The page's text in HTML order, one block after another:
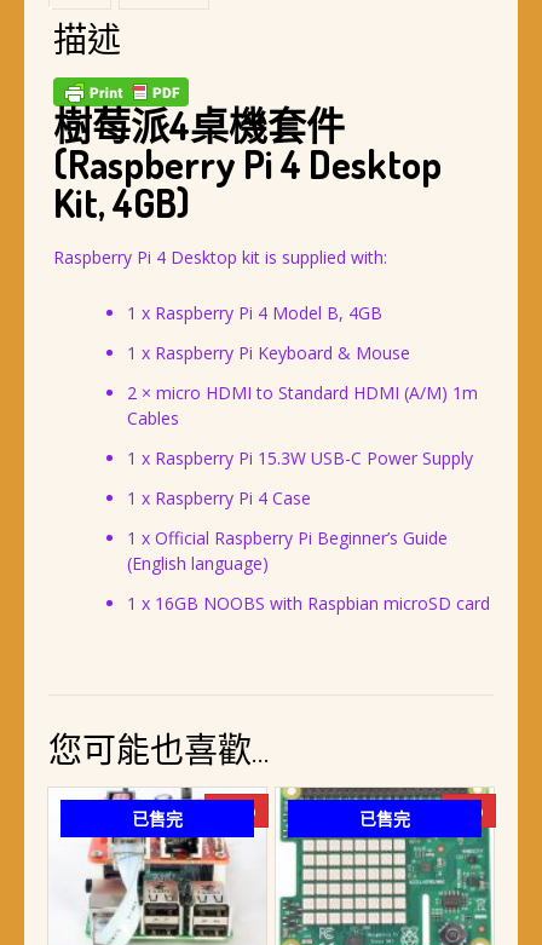
描述
樹莓派4桌機套件
(Raspberry Pi 4 Desktop
Kit, 4GB)
Raspberry Pi 4 Desktop kit is supplied with:
1 x Raspberry Pi 4 Model B, 4GB
1 x Raspberry Pi Keyboard & Mouse
2 × micro HDMI to Standard HDMI (A/M) 1m
Cables
1 x Raspberry Pi 15.3W USB-C Power Supply
1 x Raspberry Pi 4 Case
1 x Official Raspberry Pi Beginner’s Guide
(English language)
1 x 16GB NOOBS with Raspbian microSD card
您可能也喜歡…
已售完 -15% 已售完 -5%